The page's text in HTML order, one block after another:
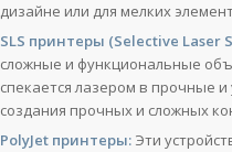
дизайне или для мелких
SLS принтеры (Selective Laser
сложные и функциональные
спекается лазером в прочные
создания прочных и сложных
PolyJet принтеры: Эти